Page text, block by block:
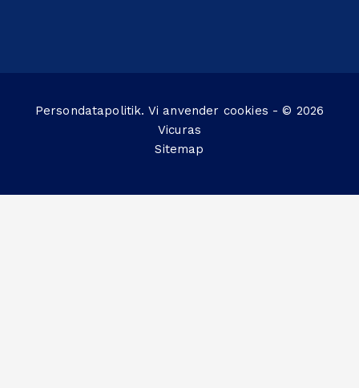
Persondatapolitik. Vi anvender cookies - © 2026
Vicuras
Sitemap